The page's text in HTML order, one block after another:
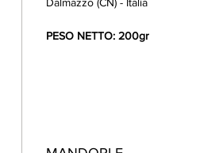
PESO NETTO: 200gr